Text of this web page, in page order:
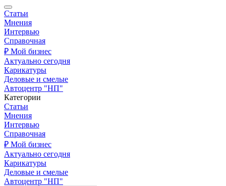
Статьи
Мнения
Интервью
Справочная
₽ Мой бизнес
Актуально сегодня
Карикатуры
Деловые и смелые
Автоцентр "НП"
Категории
Статьи
Мнения
Интервью
Справочная
₽ Мой бизнес
Актуально сегодня
Карикатуры
Деловые и смелые
Автоцентр "НП"